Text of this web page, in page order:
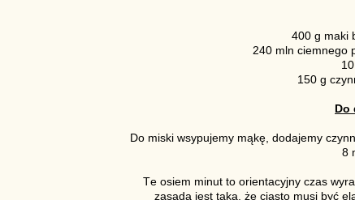
400 g maki
240 mln ciemnego
150 g
Do
Do miski wsypujemy mąkę, dodajemy
8
Te osiem minut to orientacyjny czas
zasada jest taka, że ciasto musi być